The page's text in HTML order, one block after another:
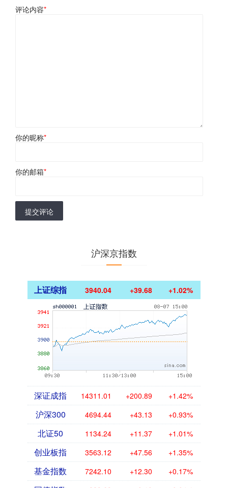
评论内容*
你的昵称*
你的邮箱*
提交评论
沪深京指数
上证综指 3940.04 +39.68 +1.02%
深证成指 14311.01 +200.89 +1.42%
沪深300 4694.44 +43.13 +0.93%
北证50 1134.24 +11.37 +1.01%
创业板指 3563.12 +47.56 +1.35%
基金指数 7242.10 +12.30 +0.17%